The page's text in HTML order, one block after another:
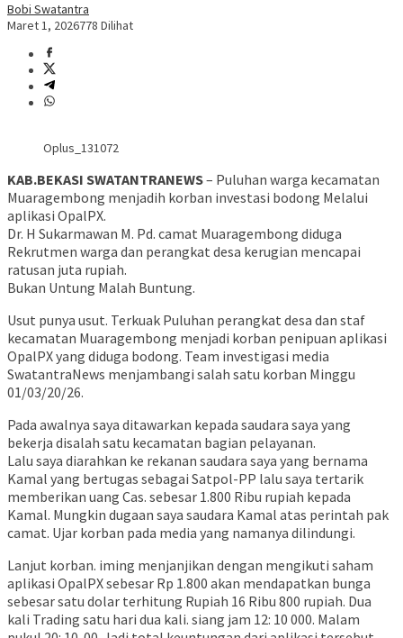
Bobi Swatantra
Maret 1, 2026778 Dilihat
Oplus_131072
KAB.BEKASI SWATANTRANEWS– Puluhan warga kecamatan
Muaragembong menjadih korban investasi bodong Melalui
aplikasi OpalPX.
Dr. H Sukarmawan M. Pd. camat Muaragembong diduga
Rekrutmen warga dan perangkat desa kerugian mencapai
ratusan juta rupiah.
Bukan Untung Malah Buntung.
Usut punya usut. Terkuak Puluhan perangkat desa dan staf
kecamatan Muaragembong menjadi korban penipuan aplikasi
OpalPX yang diduga bodong. Team investigasi media
SwatantraNews menjambangi salah satu korban Minggu
01/03/20/26.
Pada awalnya saya ditawarkan kepada saudara saya yang
bekerja disalah satu kecamatan bagian pelayanan.
Lalu saya diarahkan ke rekanan saudara saya yang bernama
Kamal yang bertugas sebagai Satpol-PP lalu saya tertarik
memberikan uang Cas. sebesar 1.800 Ribu rupiah kepada
Kamal. Mungkin dugaan saya saudara Kamal atas perintah pak
camat. Ujar korban pada media yang namanya dilindungi.
Lanjut korban. iming menjanjikan dengan mengikuti saham
aplikasi OpalPX sebesar Rp 1.800 akan mendapatkan bunga
sebesar satu dolar terhitung Rupiah 16 Ribu 800 rupiah. Dua
kali Trading satu hari dua kali. siang jam 12: 10 000. Malam